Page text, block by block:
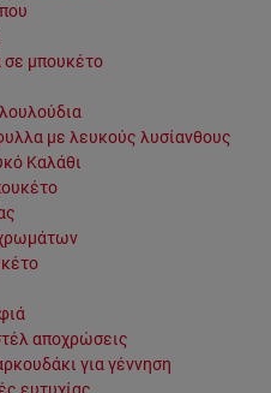
σε μπουκέτο
με λευκούς λυσίανθους
Καλάθι
αποχρώσεις
για γέννηση